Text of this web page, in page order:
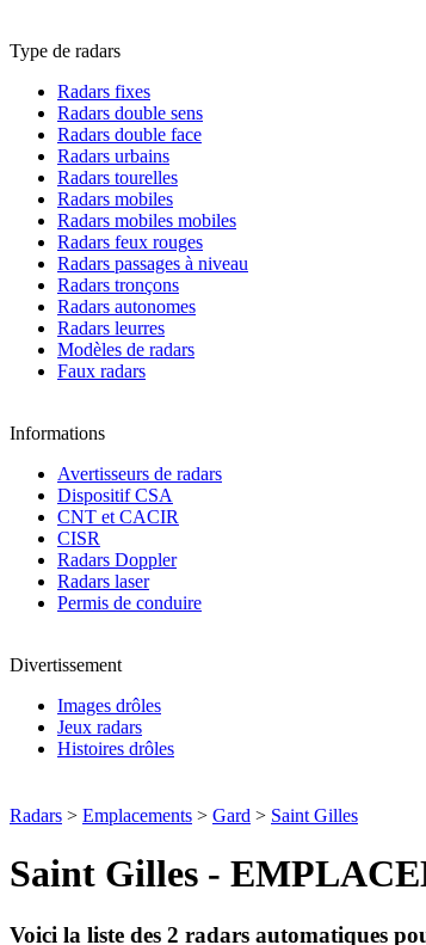
Type de radars
Radars fixes
Radars double sens
Radars double face
Radars urbains
Radars tourelles
Radars mobiles
Radars mobiles mobiles
Radars feux rouges
Radars passages à niveau
Radars tronçons
Radars autonomes
Radars leurres
Modèles de radars
Faux radars
Informations
Avertisseurs de radars
Dispositif CSA
CNT et CACIR
CISR
Radars Doppler
Radars laser
Permis de conduire
Divertissement
Images drôles
Jeux radars
Histoires drôles
Radars > Emplacements > Gard > Saint Gilles
Saint Gilles -
Voici la liste des 2 radars automatiques